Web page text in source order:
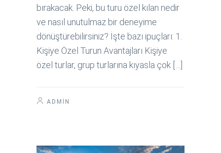
bırakacak. Peki, bu turu özel kılan nedir
ve nasıl unutulmaz bir deneyime
dönüştürebilirsiniz? İşte bazı ipuçları: 1.
Kişiye Özel Turun Avantajları Kişiye
özel turlar, grup turlarına kıyasla çok […]
ADMIN